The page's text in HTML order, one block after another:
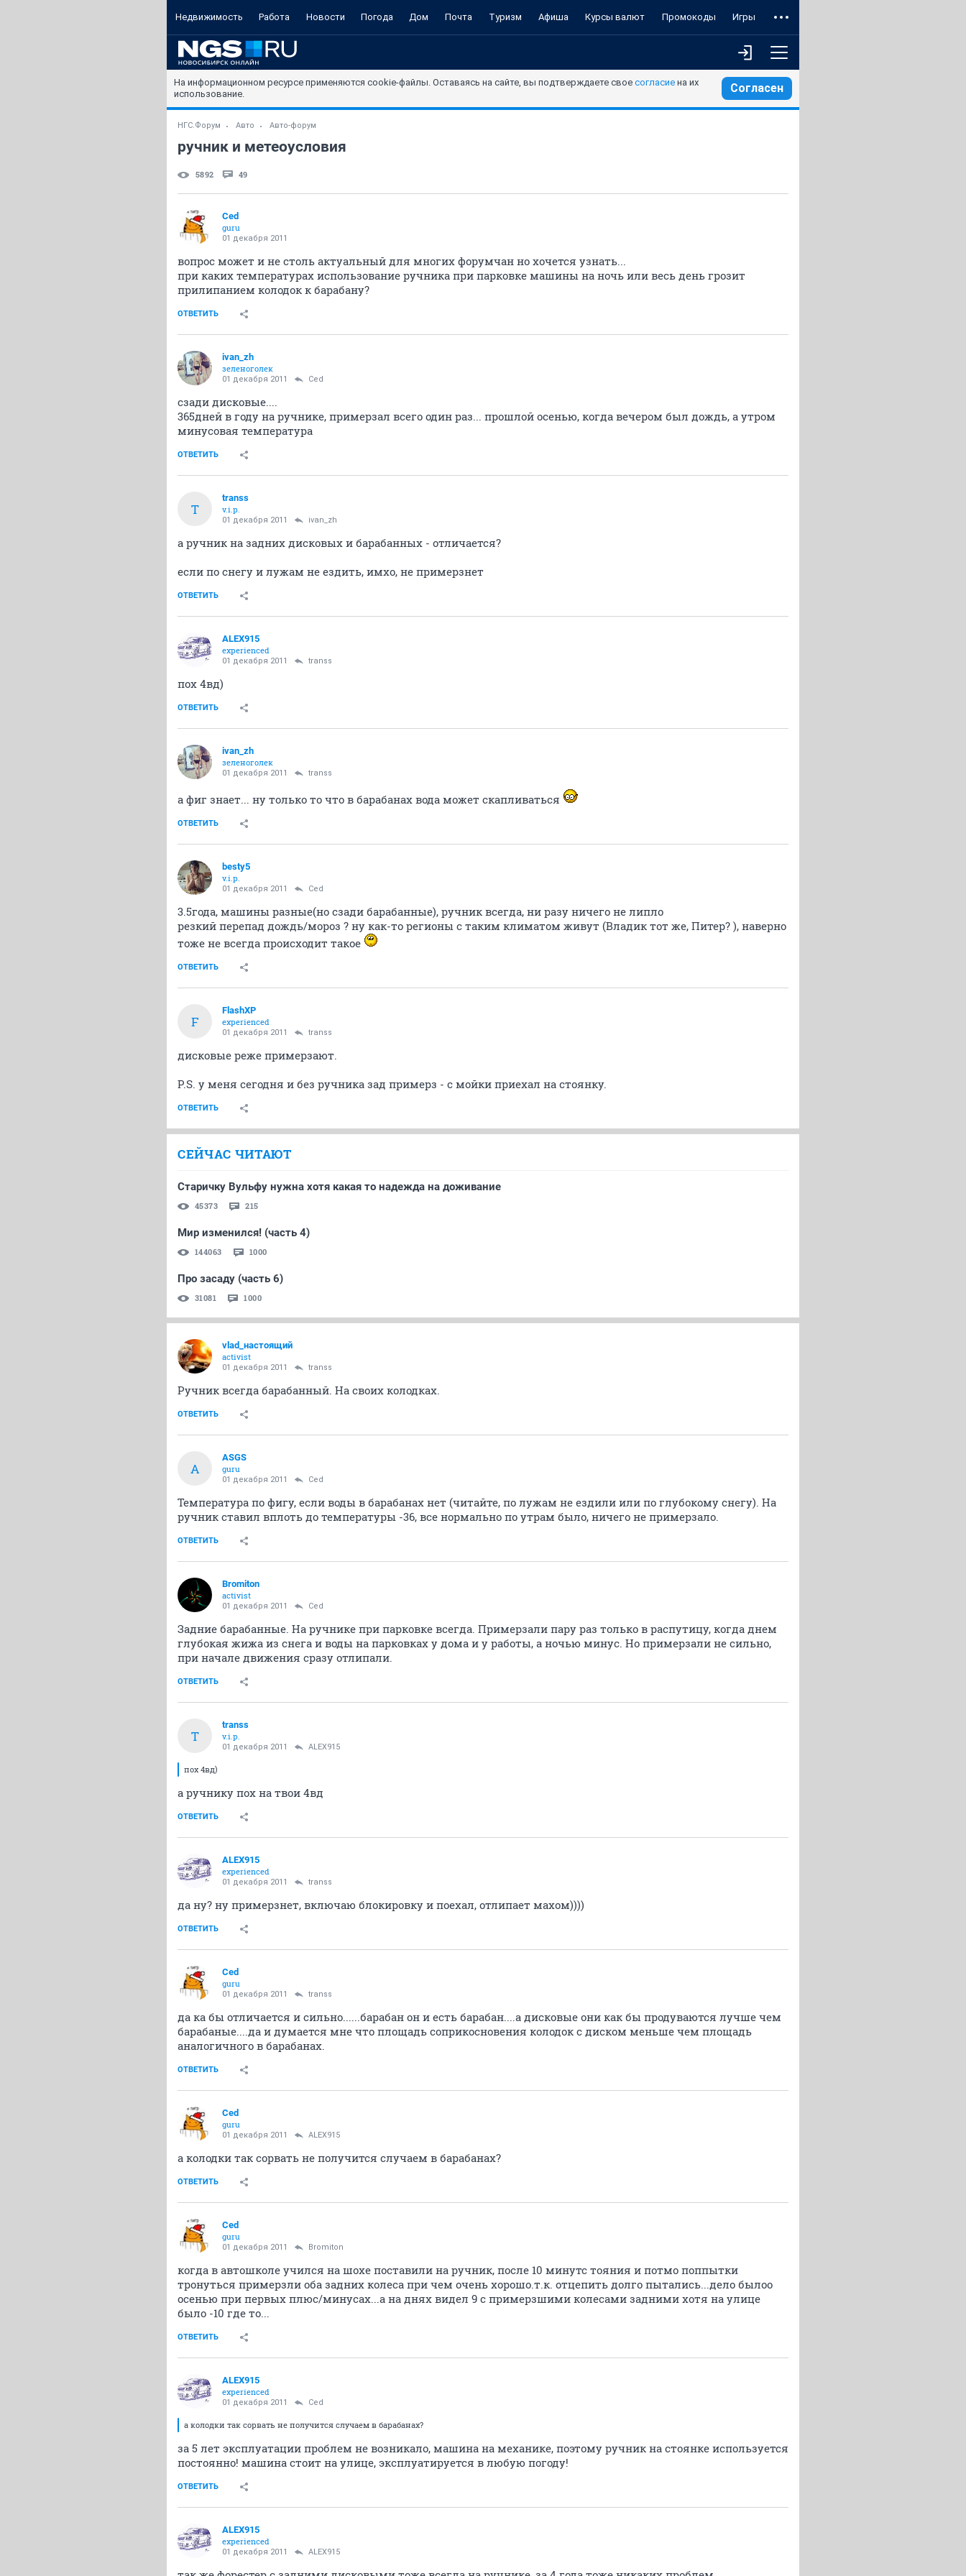
Недвижимость Работа Новости Погода Дом Почта Туризм Афиша Курсы валют Промокоды Игры
На информационном ресурсе применяются cookie-файлы. Оставаясь на сайте, вы подтверждаете свое согласие на их
использование.
Согласен
НГС.Форум Авто Авто-форум
ручник и метеоусловия
5892 49
Ced
guru
01 декабря 2011
вопрос может и не столь актуальный для многих форумчан но хочется узнать...
при каких температурах использование ручника при парковке машины на ночь или весь день грозит
прилипанием колодок к барабану?
ОТВЕТИТЬ
ivan_zh
зеленоголек
01 декабря 2011 Ced
сзади дисковые....
365дней в году на ручнике, примерзал всего один раз... прошлой осенью, когда вечером был дождь, а утром
минусовая температура
ОТВЕТИТЬ
T
transs
v.i.p.
01 декабря 2011 ivan_zh
а ручник на задних дисковых и барабанных - отличается?
если по снегу и лужам не ездить, имхо, не примерзнет
ОТВЕТИТЬ
ALEX915
experienced
01 декабря 2011 transs
пох 4вд)
ОТВЕТИТЬ
ivan_zh
зеленоголек
01 декабря 2011 transs
а фиг знает... ну только то что в барабанах вода может скапливаться
ОТВЕТИТЬ
besty5
v.i.p.
01 декабря 2011 Ced
3.5года, машины разные(но сзади барабанные), ручник всегда, ни разу ничего не липло
резкий перепад дождь/мороз ? ну как-то регионы с таким климатом живут (Владик тот же, Питер? ), наверно
тоже не всегда происходит такое
ОТВЕТИТЬ
F
FlashXP
experienced
01 декабря 2011 transs
дисковые реже примерзают.
P.S. у меня сегодня и без ручника зад примерз - с мойки приехал на стоянку.
ОТВЕТИТЬ
СЕЙЧАС ЧИТАЮТ
Старичку Вульфу нужна хотя какая то надежда на доживание
45373 215
Мир изменился! (часть 4)
144063 1000
Про засаду (часть 6)
31081 1000
vlad_настоящий
activist
01 декабря 2011 transs
Ручник всегда барабанный. На своих колодках.
ОТВЕТИТЬ
A
ASGS
guru
01 декабря 2011 Ced
Температура по фигу, если воды в барабанах нет (читайте, по лужам не ездили или по глубокому снегу). На
ручник ставил вплоть до температуры -36, все нормально по утрам было, ничего не примерзало.
ОТВЕТИТЬ
Bromiton
activist
01 декабря 2011 Ced
Задние барабанные. На ручнике при парковке всегда. Примерзали пару раз только в распутицу, когда днем
глубокая жижа из снега и воды на парковках у дома и у работы, а ночью минус. Но примерзали не сильно,
при начале движения сразу отлипали.
ОТВЕТИТЬ
T
transs
v.i.p.
01 декабря 2011 ALEX915
пох 4вд)
а ручнику пох на твои 4вд
ОТВЕТИТЬ
ALEX915
experienced
01 декабря 2011 transs
да ну? ну примерзнет, включаю блокировку и поехал, отлипает махом))))
ОТВЕТИТЬ
Ced
guru
01 декабря 2011 transs
да ка бы отличается и сильно......барабан он и есть барабан....а дисковые они как бы продуваются лучше чем
барабаные....да и думается мне что площадь соприкосновения колодок с диском меньше чем площадь
аналогичного в барабанах.
ОТВЕТИТЬ
Ced
guru
01 декабря 2011 ALEX915
а колодки так сорвать не получится случаем в барабанах?
ОТВЕТИТЬ
Ced
guru
01 декабря 2011 Bromiton
когда в автошколе учился на шохе поставили на ручник, после 10 минутс тояния и потмо поппытки
тронуться примерзли оба задних колеса при чем очень хорошо.т.к. отцепить долго пытались...дело былоо
осенью при первых плюс/минусах...а на днях видел 9 с примерзшими колесами задними хотя на улице
было -10 где то...
ОТВЕТИТЬ
ALEX915
experienced
01 декабря 2011 Ced
а колодки так сорвать не получится случаем в барабанах?
за 5 лет эксплуатации проблем не возникало, машина на механике, поэтому ручник на стоянке используется
постоянно! машина стоит на улице, эксплуатируется в любую погоду!
ОТВЕТИТЬ
ALEX915
experienced
01 декабря 2011 ALEX915